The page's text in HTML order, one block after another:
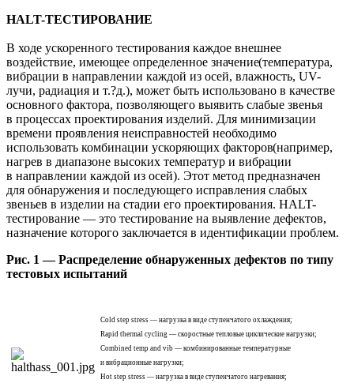
HALT­-ТЕСТИРОВАНИЕ
В ходе ускоренного тестирования каждое внешнее
воздействие, имеющее определенное значение(температура,
вибрации в направлении каждой из осей, влажность, UV-
лучи, радиация и т.?д.), может быть использовано в качестве
основного фактора, позволяющего выявить слабые звенья
в процессах проектирования изделий. Для минимизации
времени проявления неисправностей необходимо
использовать комбинации ускоряющих факторов(например,
нагрев в диапазоне высоких температур и вибрации
в направлении каждой из осей). Этот метод предназначен
для обнаружения и последующего исправления слабых
звеньев в изделии на стадии его проектирования. HALT-
тестирование — это тестирование на выявление дефектов,
назначение которого заключается в идентификации проблем.
Рис. 1 — Распределение обнаруженных дефектов по типу
тестовых испытаний
Cold step stress — нагрузка в виде ступенчатого охлаждения;
Rapid thermal cycling — скоростные тепловые циклические нагрузки;
Combined temp and vib — комбинированные температурные
и вибрационные нагрузки;
Hot step stress — нагрузка в виде ступенчатого нагревания;